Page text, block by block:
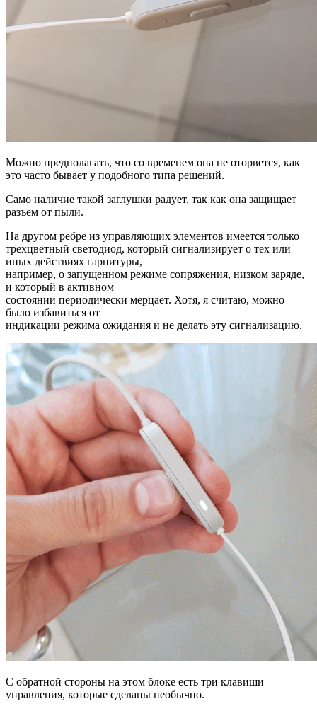
Можно предполагать, что со временем она не оторвется, как
это часто бывает у подобного типа решений.
Само наличие такой заглушки радует, так как она защищает
разъем от пыли.
На другом ребре из управляющих элементов имеется только
трехцветный светодиод, который сигнализирует о тех или
иных действиях гарнитуры,
например, о запущенном режиме сопряжения, низком заряде,
и который в активном
состоянии периодически мерцает. Хотя, я считаю, можно
было избавиться от
индикации режима ожидания и не делать эту сигнализацию.
С обратной стороны на этом блоке есть три клавиши
управления, которые сделаны необычно.